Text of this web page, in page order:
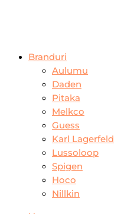
Branduri
Aulumu
Daden
Pitaka
Melkco
Guess
Karl Lagerfeld
Lussoloop
Spigen
Hoco
Nillkin